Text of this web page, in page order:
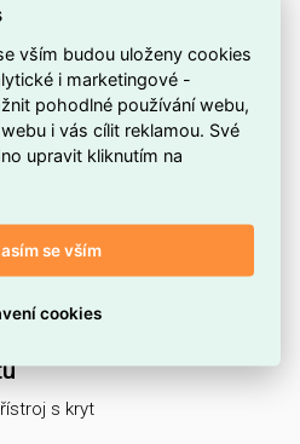
potřeby dalšího adaptéru.
typu Azajišťují kompatibilitu s
a přístroji.
poskytuje dostatek energie pro
tabletů a dalších malých
čistou instalaci a chrání
a poškozením.
řady a interiérem.
s kryt
vším budou uloženy cookies
i marketingové -
pohodlné používání webu,
i vás cílit reklamou. Své
upravit kliknutím na
se vším
cookies